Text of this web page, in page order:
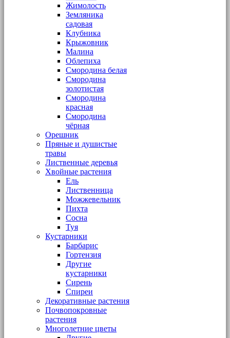
Жимолость
Земляника
садовая
Клубника
Крыжовник
Малина
Облепиха
Смородина белая
Смородина
золотистая
Смородина
красная
Смородина
чёрная
Орешник
Пряные и душистые
травы
Лиственные деревья
Хвойные растения
Ель
Лиственница
Можжевельник
Пихта
Сосна
Туя
Кустарники
Барбарис
Гортензия
Другие
кустарники
Сирень
Спиреи
Декоративные растения
Почвопокровные
растения
Многолетние цветы